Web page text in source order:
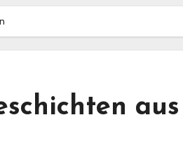
aus